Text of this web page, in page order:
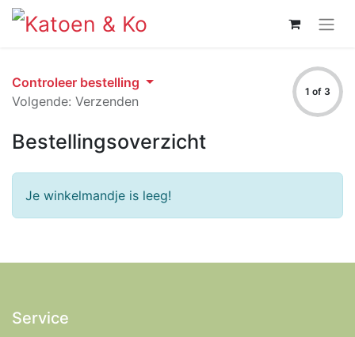
Controleer bestelling
Volgende: Verzenden
1 of 3
Bestellingsoverzicht
Je winkelmandje is leeg!
Service